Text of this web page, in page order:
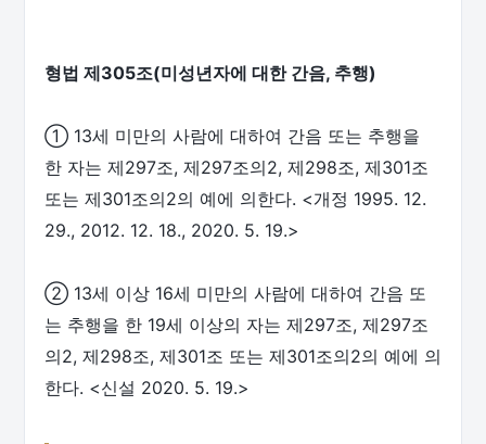
형법 제305조(미성년자에 대한 간음, 추행)
① 13세 미만의 사람에 대하여 간음 또는 추행을
한 자는 제297조, 제297조의2, 제298조, 제301조
또는 제301조의2의 예에 의한다. <개정 1995. 12.
29., 2012. 12. 18., 2020. 5. 19.>
② 13세 이상 16세 미만의 사람에 대하여 간음 또
는 추행을 한 19세 이상의 자는 제297조, 제297조
의2, 제298조, 제301조 또는 제301조의2의 예에 의
한다. <신설 2020. 5. 19.>